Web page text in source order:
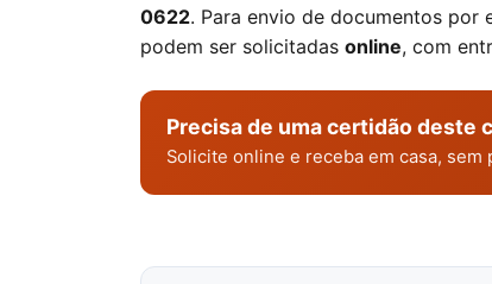
0622. Para envio de documentos por
podem ser solicitadas online, com
Precisa de uma certidão deste
Solicite online e receba em casa,